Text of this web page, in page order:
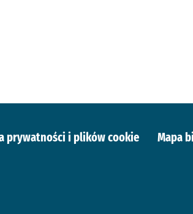
prywatności i plików cookie Mapa